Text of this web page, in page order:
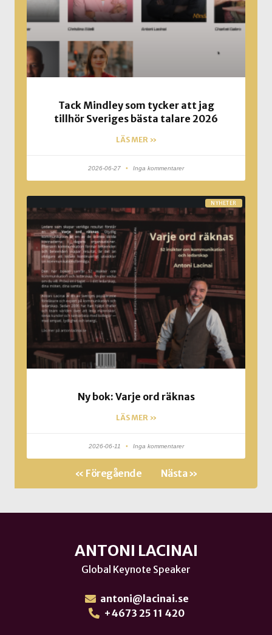
Tack Mindley som tycker att jag
tillhör Sveriges bästa talare 2026
LÄS MER »
2026-06-27 Inga kommentarer
NYHETER
Ny bok: Varje ord räknas
LÄS MER »
2026-06-11 Inga kommentarer
« Föregående Nästa »
ANTONI LACINAI
Global Keynote Speaker
antoni@lacinai.se
+4673 25 11 420